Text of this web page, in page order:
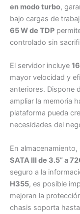
en modo turbo,
bajo cargas de
65 W de TDP
controlado sin
El servidor incluye
mayor velocidad y
anteriores. Dispone
ampliar la memoria
plataforma pueda
necesidades del
En
SATA III de 3.5” a
seguro a la
H355, es posible
mejoran la
chasis soporta hasta